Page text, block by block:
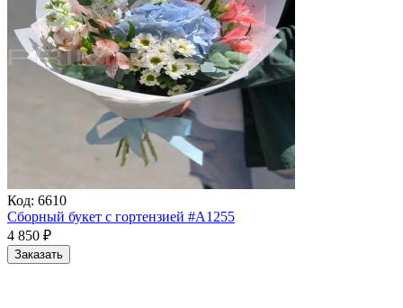
Код: 6610
Сборный букет с гортензией #A1255
4 850 ₽
Заказать